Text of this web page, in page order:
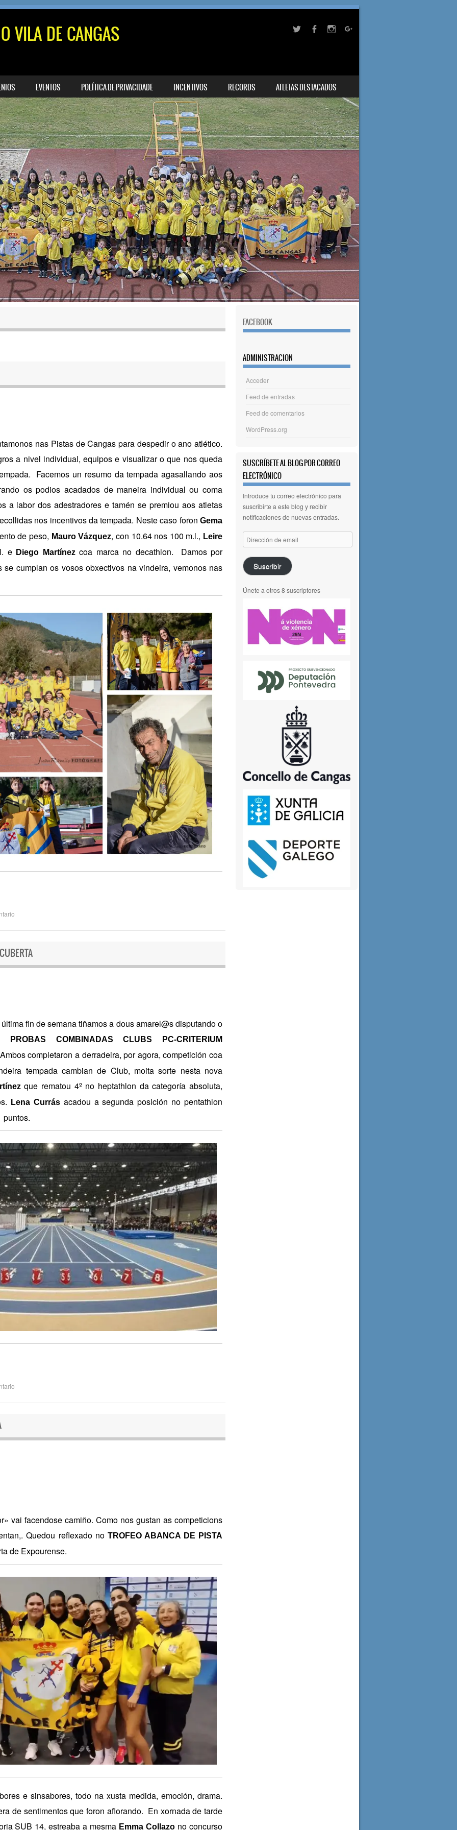
VILA DE CANGAS
EVENTOS POLÍTICA DE PRIVACIDADE INCENTIVOS RECORDS ATLETAS DESTACADOS
nas Pistas de Cangas para despedir o ano atlético.
a nivel individual, equipos e visualizar o que nos queda
Facemos un resumo da tempada agasallando aos
os podios acadados de maneira individual ou coma
a labor dos adestradores e tamén se premiou aos atletas
nos incentivos da tempada. Neste caso foron Gema
de peso, Mauro Vázquez, con 10.64 nos 100 m.l., Leire
eDiego Martínezcoa marca no decathlon. Damos por
cumplan os vosos obxectivos na vindeira, vemonos nas
fin de semana tiñamos a dous amarel@s disputando o
PROBAS COMBINADAS CLUBS PC-CRITERIUM
Ambos completaron a derradeira, por agora, competición coa
tempada cambian de Club, moita sorte nesta nova
que rematou 4º no heptathlon da categoría absoluta,
Lena Currásacadou a segunda posición no pentathlon
puntos.
vai facendose camiño. Como nos gustan as competicions
Quedou reflexado no TROFEO ABANCA DE PISTA
de Expourense.
e sinsabores, todo na xusta medida, emoción, drama.
de sentimentos que foron aflorando. En xornada de tarde
SUB 14, estreaba a mesma Emma Collazo no concurso
FACEBOOK
ADMINISTRACION
Acceder
Feed de entradas
Feed de comentarios
WordPress.org
SUSCRÍBETE AL BLOG POR CORREO
ELECTRÓNICO
Introduce tu correo electrónico para
suscribirte a este blog y recibir
notificaciones de nuevas entradas.
Dirección
de
email
Suscribir
Únete a otros 8 suscriptores